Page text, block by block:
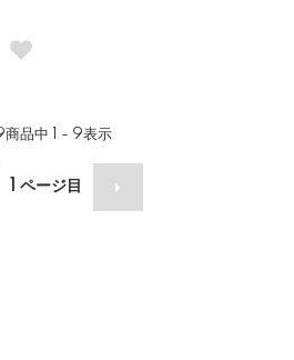
商品中 1 - 9表示
ページ目